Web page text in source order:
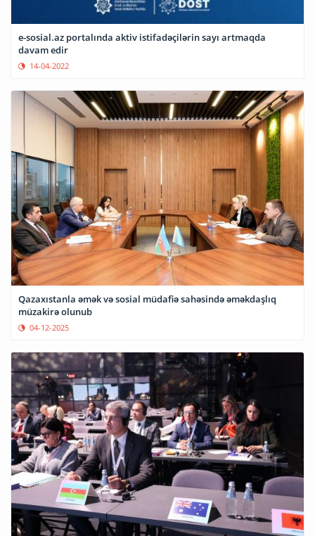
e-sosial.az portalında aktiv istifadəçilərin sayı artmaqda
davam edir
14-04-2022
Qazaxıstanla əmək və sosial müdafiə sahəsində əməkdaşlıq
müzakirə olunub
04-12-2025